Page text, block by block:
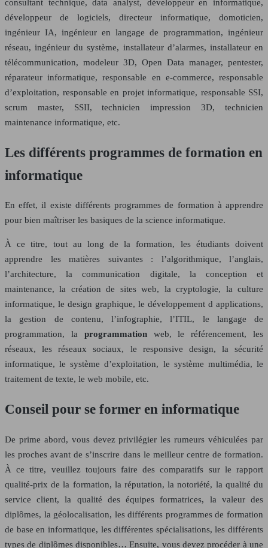
consultant technique, data analyst, développeur en informatique,
développeur de logiciels, directeur informatique, domoticien,
ingénieur IA, ingénieur en langage de programmation, ingénieur
réseau, ingénieur du système, installateur d’alarmes, installateur en
télécommunication, modeleur 3D, Open Data manager, pentester,
réparateur informatique, responsable en e-commerce, responsable
d’exploitation, responsable en projet informatique, responsable SSI,
scrum master, SSII, technicien impression 3D, technicien
maintenance informatique, etc.
Les différents programmes de formation en
informatique
En effet, il existe différents programmes de formation à apprendre
pour bien maîtriser les basiques de la science informatique.
À ce titre, tout au long de la formation, les étudiants doivent
apprendre les matières suivantes : l’algorithmique, l’anglais,
l’architecture, la communication digitale, la conception et
maintenance, la création de sites web, la cryptologie, la culture
informatique, le design graphique, le développement d applications,
la gestion de contenu, l’infographie, l’ITIL, le langage de
programmation, la programmationweb, le référencement, les
réseaux, les réseaux sociaux, le responsive design, la sécurité
informatique, le système d’exploitation, le système multimédia, le
traitement de texte, le web mobile, etc.
Conseil pour se former en informatique
De prime abord, vous devez privilégier les rumeurs véhiculées par
les proches avant de s’inscrire dans le meilleur centre de formation.
À ce titre, veuillez toujours faire des comparatifs sur le rapport
qualité-prix de la formation, la réputation, la notoriété, la qualité du
service client, la qualité des équipes formatrices, la valeur des
diplômes, la géolocalisation, les différents programmes de formation
de base en informatique, les différentes spécialisations, les différents
types de diplômes disponibles… Ensuite, vous devez procéder à une